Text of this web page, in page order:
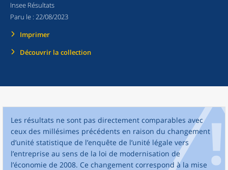
Insee Résultats
Paru le : 22/08/2023
Imprimer
Découvrir la collection
Les résultats ne sont pas directement comparables avec
ceux des millésimes précédents en raison du changement
d’unité statistique de l’enquête de l’unité légale vers
l’entreprise au sens de la loi de modernisation de
l’économie de 2008. Ce changement correspond à la mise